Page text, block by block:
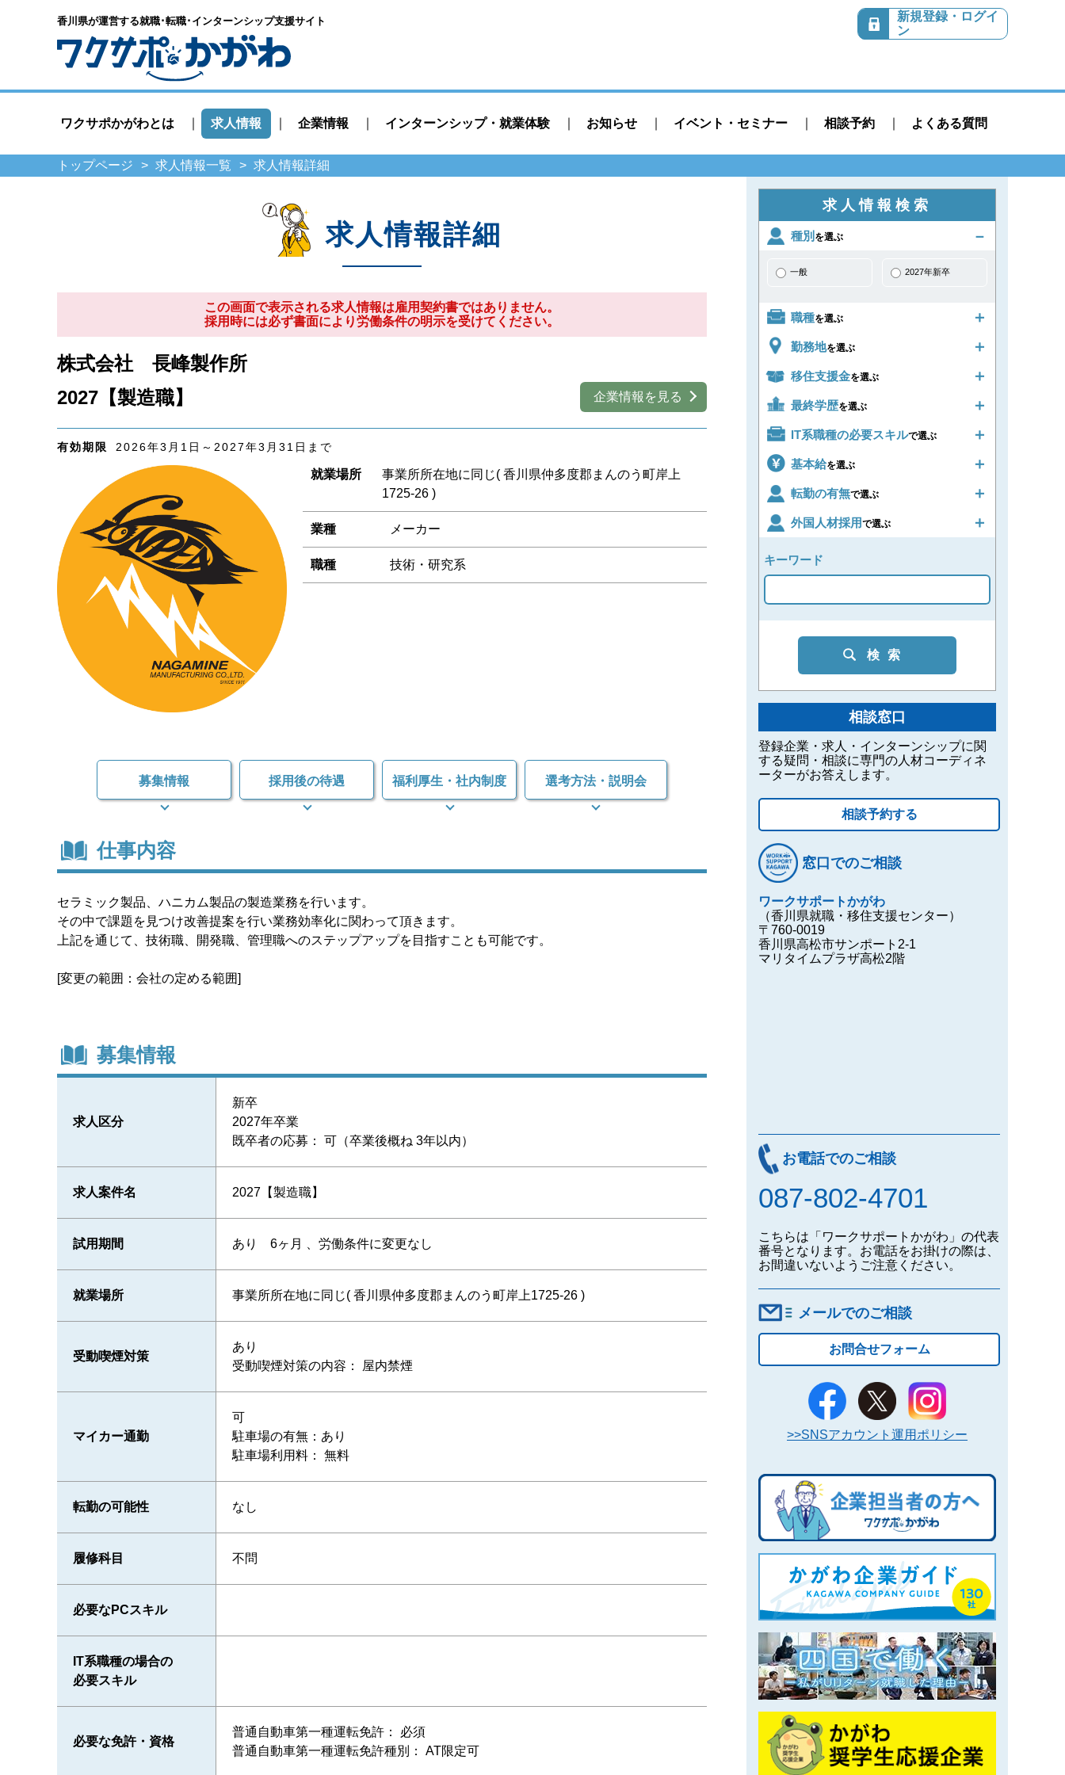
香川県が運営する就職･転職･ インターンシップ支援サイト
新規登録・ログイ
ン
ワクサポかがわとは 求人情報 企業情報 インターンシップ・就業体験 お知らせ イベント・セミナー 相談予約 よくある質問
トップページ 求人情報一覧 求人情報詳細
求人情報詳細
この画面で表示される求人情報は雇用契約書ではありません。
採用時には必ず書面により労働条件の明示を受けてください。
株式会社 長峰製作所
2027【製造職】
企業情報を見る
有効期限 2026年3月1日～2027年3月31日まで
就業場所
事業所所在地に同じ( 香川県仲多度郡まんのう町岸上
1725-26 )
業種 メーカー
職種 技術・研究系
募集情報 採用後の待遇 福利厚生・ 社内制度 選考方法・ 説明会
仕事内容
セラミック製品、ハニカム製品の製造業務を行います。
その中で課題を見つけ改善提案を行い業務効率化に関わって頂きます。
上記を通じて、技術職、開発職、管理職へのステップアップを目指すことも可能です。
[変更の範囲：会社の定める範囲]
募集情報
求人区分
新卒
2027年卒業
既卒者の応募： 可（卒業後概ね 3年以内）
求人案件名 2027【製造職】
試用期間 あり 6ヶ月 、労働条件に変更なし
就業場所 事業所所在地に同じ( 香川県仲多度郡まんのう町岸上1725-26 )
受動喫煙対策
あり
受動喫煙対策の内容： 屋内禁煙
マイカー通勤
可
駐車場の有無：あり
駐車場利用料： 無料
転勤の可能性 なし
履修科目 不問
必要なPCスキル
IT系職種の場合の
必要スキル
必要な免許・資格
普通自動車第一種運転免許： 必須
普通自動車第一種運転免許種別： AT限定可
求人情報検索
種別 を選ぶ
一般 2027年新卒
職種を選ぶ
勤務地を選ぶ
移住支援金を選ぶ
最終学歴を選ぶ
IT系職種の必要スキルで選ぶ
基本給を選ぶ
転勤の有無で選ぶ
外国人材採用で選ぶ
キーワード
検索
相談窓口
登録企業・求人・インターンシップに関
する疑問・相談に専門の人材コーディネ
ーターがお答えします。
相談予約する
窓口でのご相談
ワークサポートかがわ
（香川県就職・移住支援センター）
〒760-0019
香川県高松市サンポート2-1
マリタイムプラザ高松2階
お電話でのご相談
087-802-4701
こちらは「ワークサポートかがわ」の代表
番号となります。お電話をお掛けの際は、
お間違いないようご注意ください。
メールでのご相談
お問合せフォーム
>>SNSアカウント運用ポリシー